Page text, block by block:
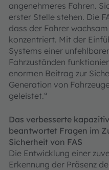
angenehmeres Fahren.
erster Stelle stehen. Die
dass der Fahrer
konzentriert. Mit der
Systems einer
Fahrzuständen
enormen Beitrag zur
Generation von
geleistet.“
Das verbesserte
beantwortet Fragen im
Sicherheit von FAS
Die Entwicklung einer
Erkennung der Präsenz